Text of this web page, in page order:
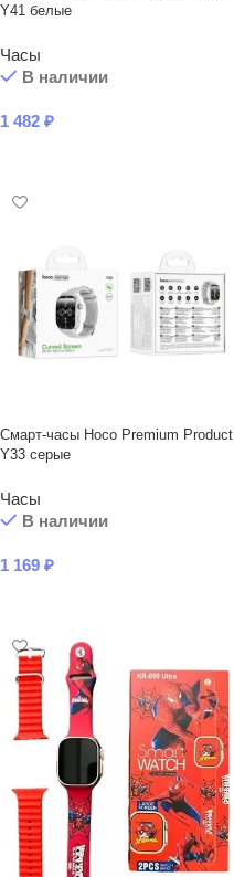
Y41 белые
Часы
В наличии
1 482 ₽
Смарт-часы Hoco Premium Product
Y33 серые
Часы
В наличии
1 169 ₽